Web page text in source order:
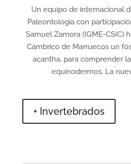
Un equipo de internacional
Paleontología con
Samuel Zamora (IGME-CSIC)
Cámbrico de Marruecos un
acantha, para comprender
equinodermos. La
+ Invertebrados